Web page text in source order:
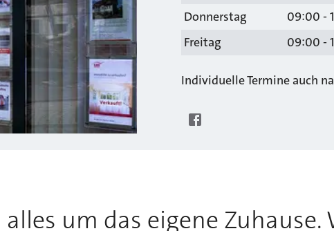
Donnerstag
09:00 -
Freitag
09:00 -
Individuelle Termine auch
um das eigene Zuhause.